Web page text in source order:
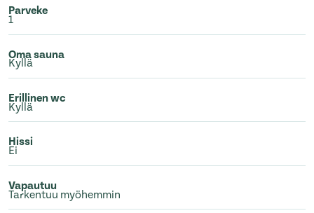
Parveke
1
Oma sauna
Kyllä
Erillinen wc
Kyllä
Hissi
Ei
Vapautuu
Tarkentuu myöhemmin